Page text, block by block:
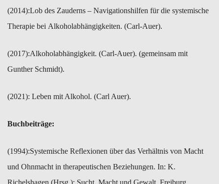
(2014):​Lob des Zauderns – Navigationshilfen für die systemische
Therapie bei ​Alkoholabhängigkeiten. (Carl-Auer).
(2017):Alkoholabhängigkeit. (Carl-Auer). (gemeinsam mit
Gunther Schmidt).
(2021): Leben mit Alkohol. (Carl Auer).
Buchbeiträge:
(1994):​Systemische Reflexionen über das Verhältnis von Macht
und Ohnmacht in therapeutischen Beziehungen. In: K.
Richelshagen ​(Hrsg.): Sucht, Macht und Gewalt. Freiburg.